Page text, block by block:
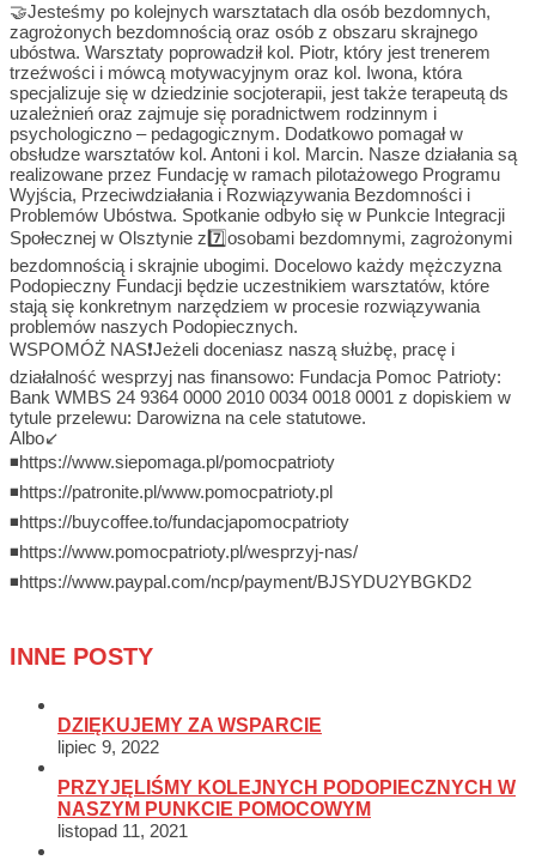
🤝Jesteśmy po kolejnych warsztatach dla osób bezdomnych,
zagrożonych bezdomnością oraz osób z obszaru skrajnego
ubóstwa. Warsztaty poprowadził kol. Piotr, który jest trenerem
trzeźwości i mówcą motywacyjnym oraz kol. Iwona, która
specjalizuje się w dziedzinie socjoterapii, jest także terapeutą ds
uzależnień oraz zajmuje się poradnictwem rodzinnym i
psychologiczno – pedagogicznym. Dodatkowo pomagał w
obsłudze warsztatów kol. Antoni i kol. Marcin. Nasze działania są
realizowane przez Fundację w ramach pilotażowego Programu
Wyjścia, Przeciwdziałania i Rozwiązywania Bezdomności i
Problemów Ubóstwa. Spotkanie odbyło się w Punkcie Integracji
Społecznej w Olsztynie z7️⃣osobami bezdomnymi, zagrożonymi
bezdomnością i skrajnie ubogimi. Docelowo każdy mężczyzna
Podopieczny Fundacji będzie uczestnikiem warsztatów, które
stają się konkretnym narzędziem w procesie rozwiązywania
problemów naszych Podopiecznych.
WSPOMÓŻ NAS❗Jeżeli doceniasz naszą służbę, pracę i
działalność wesprzyj nas finansowo: Fundacja Pomoc Patrioty:
Bank WMBS 24 9364 0000 2010 0034 0018 0001 z dopiskiem w
tytule przelewu: Darowizna na cele statutowe.
Albo↙️
◾https://www.siepomaga.pl/pomocpatrioty
◾https://patronite.pl/www.pomocpatrioty.pl
◾https://buycoffee.to/fundacjapomocpatrioty
◾https://www.pomocpatrioty.pl/wesprzyj-nas/
◾https://www.paypal.com/ncp/payment/BJSYDU2YBGKD2
INNE POSTY
DZIĘKUJEMY ZA WSPARCIE
lipiec 9, 2022
PRZYJĘLIŚMY KOLEJNYCH PODOPIECZNYCH W
NASZYM PUNKCIE POMOCOWYM
listopad 11, 2021